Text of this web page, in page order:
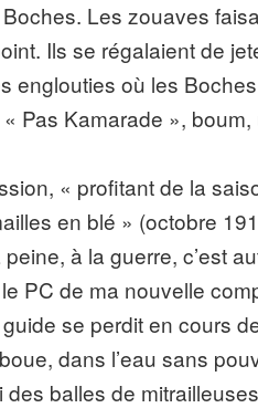
Les zouaves
Ils se régalaient de
englouties où les
Pas Kamarade »,
« profitant de la
en blé » (octobre
à la guerre, c’est
PC de ma nouvelle
se perdit en cours
dans l’eau sans
balles de